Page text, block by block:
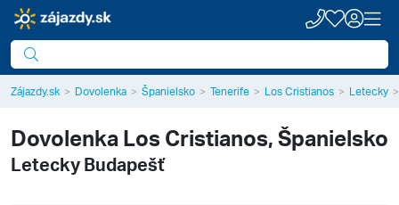
Zájazdy.sk Dovolenka Španielsko Tenerife Los Cristianos Letecky
Dovolenka Los Cristianos, Španielsko
Letecky Budapešť